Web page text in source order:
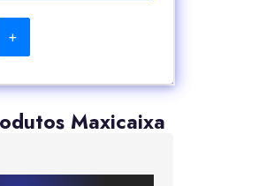
+
Maxicaixa